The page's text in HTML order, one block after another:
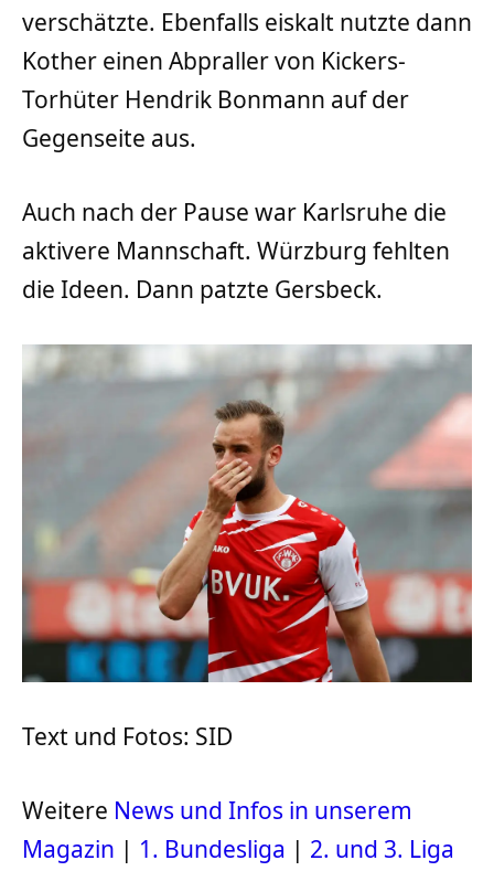
verschätzte. Ebenfalls eiskalt nutzte dann
Kother einen Abpraller von Kickers-
Torhüter Hendrik Bonmann auf der
Gegenseite aus.
Auch nach der Pause war Karlsruhe die
aktivere Mannschaft. Würzburg fehlten
die Ideen. Dann patzte Gersbeck.
Text und Fotos: SID
Weitere News und Infos in unserem
Magazin | 1. Bundesliga | 2. und 3. Liga